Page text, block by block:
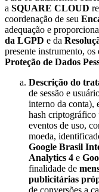
a SQUARE CLOUD
coordenação de seu
adequação e
da LGPD e da
presente instrumento, os
Proteção de Dados
Descrição do
de sessão e
interno da conta),
hash
eventos de uso,
moeda,
Google Brasil
Analytics 4 e
finalidade de
publicitárias